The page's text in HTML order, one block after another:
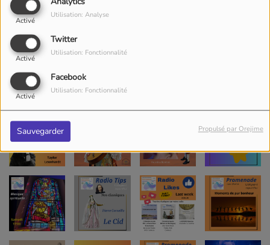
Activé
Utilisation: Analyse
Twitter
Activé
Utilisation: Fonctionnalité
Facebook
Activé
Utilisation: Fonctionnalité
Sauvegarder Propulsé par Orejime